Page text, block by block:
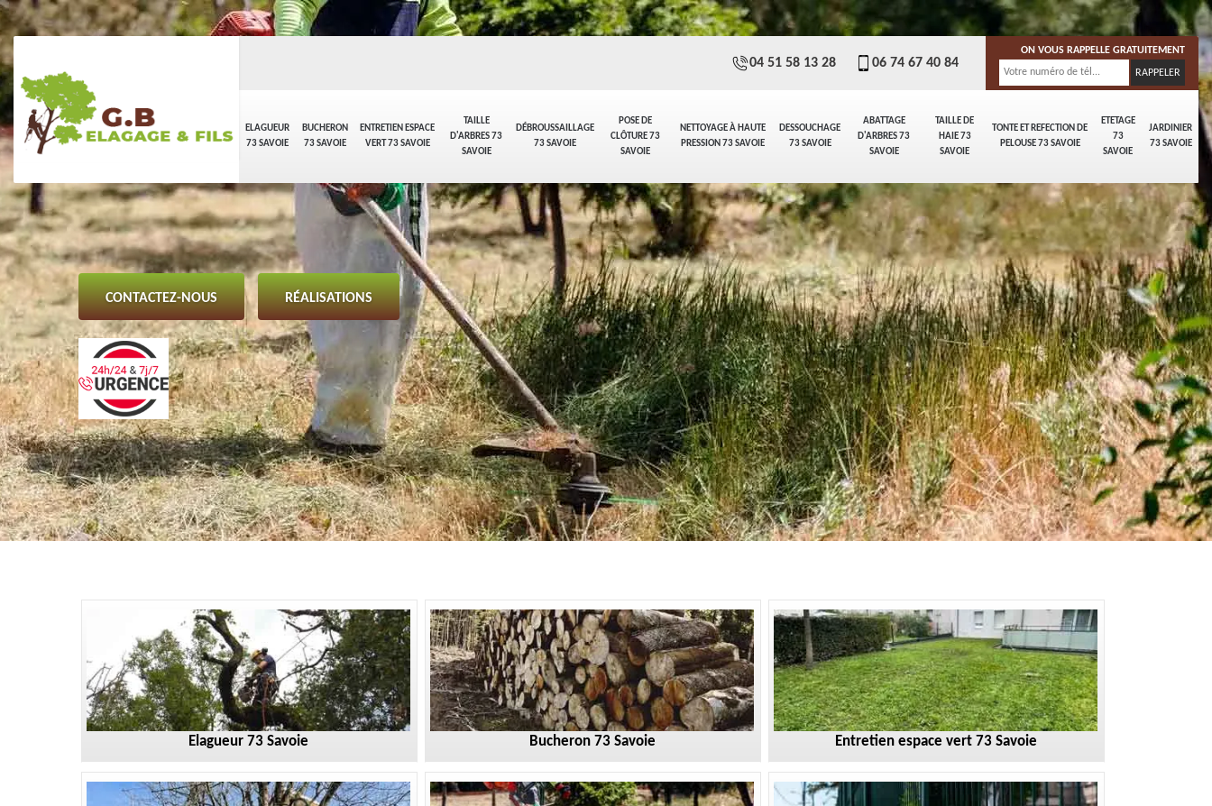
ELAGUEUR
73 SAVOIE
BUCHERON
73 SAVOIE
ENTRETIEN ESPACE
VERT 73 SAVOIE
TAILLE
D'ARBRES 73
SAVOIE
DÉBROUSSAILLAGE
73 SAVOIE
POSE DE
CLÔTURE 73
SAVOIE
NETTOYAGE À HAUTE
PRESSION 73 SAVOIE
DESSOUCHAGE
73 SAVOIE
ABATTAGE
D'ARBRES 73
SAVOIE
TAILLE DE
HAIE 73
SAVOIE
TONTE ET REFECTION DE
PELOUSE 73 SAVOIE
ETETAGE
73
SAVOIE
JARDINIER
73 SAVOIE
04 51 58 13 28 06 74 67 40 84
ON VOUS RAPPELLE GRATUITEMENT
CONTACTEZ-NOUS RÉALISATIONS
Elagueur 73 Savoie Bucheron 73 Savoie Entretien espace vert 73 Savoie